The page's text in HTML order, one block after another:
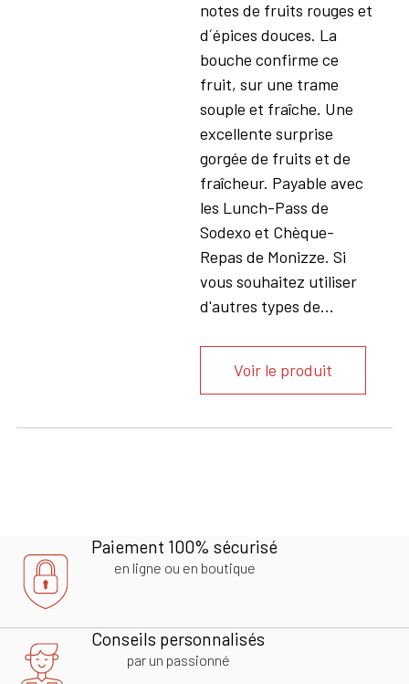
notes de fruits rouges et
d´épices douces. La
bouche confirme ce
fruit, sur une trame
souple et fraîche. Une
excellente surprise
gorgée de fruits et de
fraîcheur. Payable avec
les Lunch-Pass de
Sodexo et Chèque-
Repas de Monizze. Si
vous souhaitez utiliser
d'autres types de...
Voir le produit
Paiement 100% sécurisé
en ligne ou en boutique
Conseils personnalisés
par un passionné